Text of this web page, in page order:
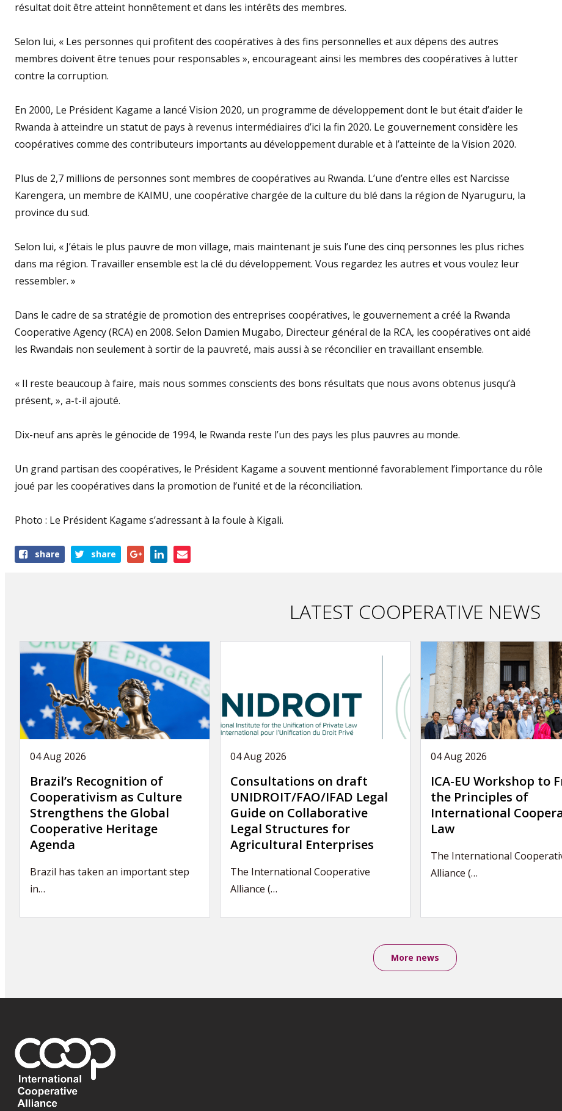
résultat doit être atteint honnêtement et dans les intérêts des membres.
Selon lui, « Les personnes qui profitent des coopératives à des fins personnelles et aux dépens des autres
membres doivent être tenues pour responsables », encourageant ainsi les membres des coopératives à lutter
contre la corruption.
En 2000, Le Président Kagame a lancé Vision 2020, un programme de développement dont le but était d’aider le
Rwanda à atteindre un statut de pays à revenus intermédiaires d’ici la fin 2020. Le gouvernement considère les
coopératives comme des contributeurs importants au développement durable et à l’atteinte de la Vision 2020.
Plus de 2,7 millions de personnes sont membres de coopératives au Rwanda. L’une d’entre elles est Narcisse
Karengera, un membre de KAIMU, une coopérative chargée de la culture du blé dans la région de Nyaruguru, la
province du sud.
Selon lui, « J’étais le plus pauvre de mon village, mais maintenant je suis l’une des cinq personnes les plus riches
dans ma région. Travailler ensemble est la clé du développement. Vous regardez les autres et vous voulez leur
ressembler. »
Dans le cadre de sa stratégie de promotion des entreprises coopératives, le gouvernement a créé la Rwanda
Cooperative Agency (RCA) en 2008. Selon Damien Mugabo, Directeur général de la RCA, les coopératives ont aidé
les Rwandais non seulement à sortir de la pauvreté, mais aussi à se réconcilier en travaillant ensemble.
« Il reste beaucoup à faire, mais nous sommes conscients des bons résultats que nous avons obtenus jusqu’à
présent, », a-t-il ajouté.
Dix-neuf ans après le génocide de 1994, le Rwanda reste l’un des pays les plus pauvres au monde.
Un grand partisan des coopératives, le Président Kagame a souvent mentionné favorablement l’importance du rôle
joué par les coopératives dans la promotion de l’unité et de la réconciliation.
Photo : Le Président Kagame s’adressant à la foule à Kigali.
Shareshare share
LATEST COOPERATIVE NEWS
04 Aug 2026
Brazil’s Recognition of
Cooperativism as Culture
Strengthens the Global
Cooperative Heritage
Agenda
Brazil has taken an important step
in…
04 Aug 2026
Consultations on draft
UNIDROIT/FAO/IFAD Legal
Guide on Collaborative
Legal Structures for
Agricultural Enterprises
The International Cooperative
Alliance (…
04 Aug 2026
ICA-EU Workshop to
the Principles of
International
Law
The International
Alliance (…
More news